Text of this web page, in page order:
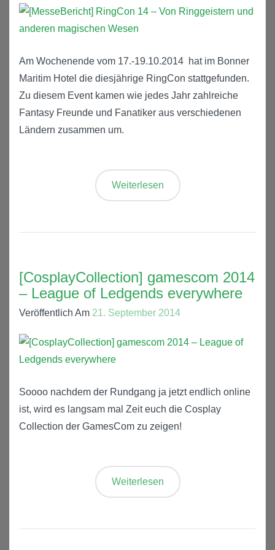
Am Wochenende vom 17.-19.10.2014 hat im Bonner
Maritim Hotel die diesjährige RingCon stattgefunden.
Zu diesem Event kamen wie jedes Jahr zahlreiche
Fantasy Freunde und Fanatiker aus verschiedenen
Ländern zusammen um.
Weiterlesen
[CosplayCollection] gamescom 2014
– League of Ledgends everywhere
Veröffentlich Am 21. September 2014
Soooo nachdem der Rundgang ja jetzt endlich online
ist, wird es langsam mal Zeit euch die Cosplay
Collection der GamesCom zu zeigen!
Weiterlesen